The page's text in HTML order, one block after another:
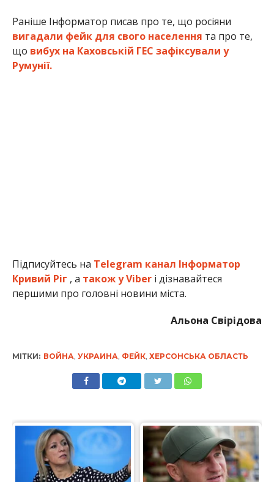
Раніше Інформатор писав про те, що росіяни
вигадали фейк для свого населення та про те,
що вибух на Каховській ГЕС зафіксували у
Румунії.
Підписуйтесь на Telegram канал Інформатор
Кривий Ріг , а також у Viberі дізнавайтеся
першими про головні новини міста.
Альона Свірідова
МІТКИ: ВОЙНА, УКРАИНА, ФЕЙК, ХЕРСОНСЬКА ОБЛАСТЬ